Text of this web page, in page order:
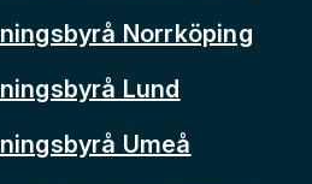
Norrköping
Lund
Umeå